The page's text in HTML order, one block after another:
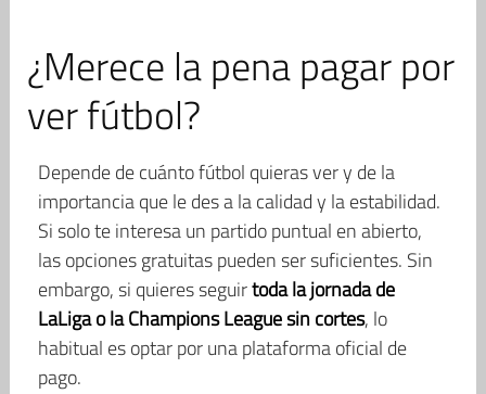
¿Merece la pena pagar por
ver fútbol?
Depende de cuánto fútbol quieras ver y de la
importancia que le des a la calidad y la estabilidad.
Si solo te interesa un partido puntual en abierto,
las opciones gratuitas pueden ser suficientes. Sin
embargo, si quieres seguirtoda la jornada de
LaLiga o la Champions League sin cortes, lo
habitual es optar por una plataforma oficial de
pago.